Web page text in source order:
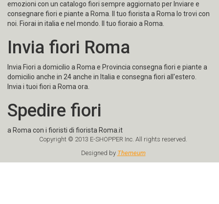
per esprimere un emozione, noi ti auitiamo a esprimere le tue
emozioni con un catalogo fiori sempre aggiornato per Inviare e
consegnare fiori e piante a Roma. Il tuo fiorista a Roma lo trovi con
Invia fiori Roma
Invia Fiori a domicilio a Roma e Provincia consegna fiori e piante a
domicilio anche in 24 anche in Italia e consegna fiori all'estero.
Spedire fiori
a Roma con i fioristi di fiorista Roma.it
Copyright © 2013 E-SHOPPER Inc. All rights reserved.
Designed byThemeum